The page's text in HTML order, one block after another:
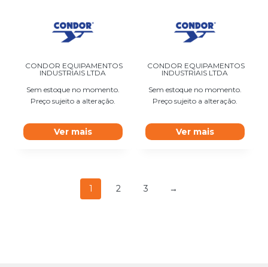
CONDOR EQUIPAMENTOS
INDUSTRIAIS LTDA
Sem estoque no momento.
Preço sujeito a alteração.
Ver mais
CONDOR EQUIPAMENTOS
INDUSTRIAIS LTDA
Sem estoque no momento.
Preço sujeito a alteração.
Ver mais
1 2 3 →